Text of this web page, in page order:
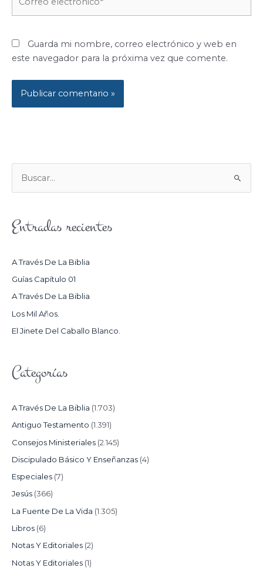
electrónico*
Guarda mi nombre, correo electrónico y web en
este navegador para la próxima vez que comente.
U
C
:
Entradas recientes
A Través De La Biblia
Guías Capítulo 01
A Través De La Biblia
Los Mil Años.
El Jinete Del Caballo Blanco.
Categorías
A Través De La Biblia (1.703)
Antiguo Testamento (1.391)
Consejos Ministeriales (2.145)
Discipulado Básico Y Enseñanzas (4)
Especiales (7)
Jesús (366)
La Fuente De La Vida (1.305)
Libros (6)
Notas Y Editoriales (2)
Notas Y Editoriales (1)